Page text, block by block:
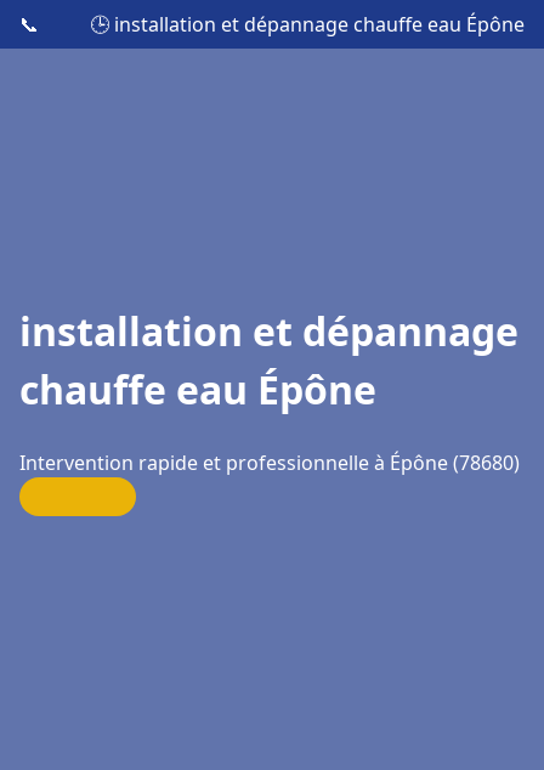
📞 🕒 installation et dépannage chauffe eau Épône
installation et dépannage
chauffe eau Épône
Intervention rapide et professionnelle à Épône (78680)